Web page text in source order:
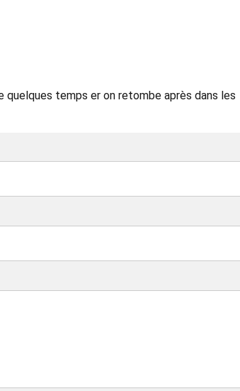
quelques temps er on retombe après dans les